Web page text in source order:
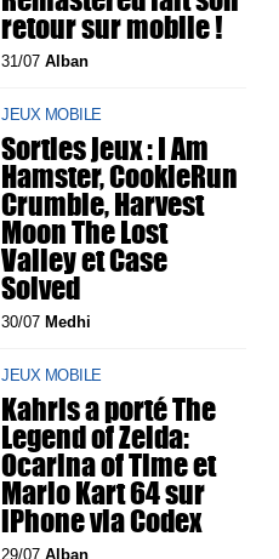
retour sur mobile !
31/07Alban
JEUX MOBILE
Sorties jeux : I Am
Hamster, CookieRun
Crumble, Harvest
Moon The Lost
Valley et Case
Solved
30/07Medhi
JEUX MOBILE
Kahris a porté The
Legend of Zelda:
Ocarina of Time et
Mario Kart 64 sur
iPhone via Codex
29/07Alban